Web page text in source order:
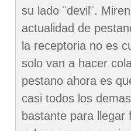
su lado ¨devil¨.
actualidad de
la receptoria no es
solo van a hacer
pestano ahora es
casi todos los
bastante para